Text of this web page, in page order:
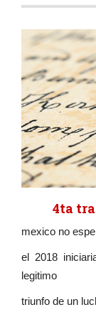
4ta
mexico no
el 2018
legitimo
triunfo de un